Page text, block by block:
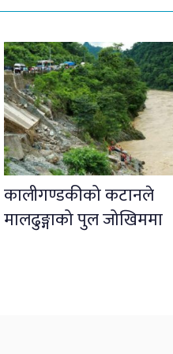
कालीगण्डकीको कटानले
मालढुङ्गाको पुल जोखिममा